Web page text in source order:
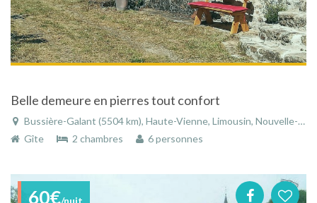
Belle demeure en pierres tout confort
Bussière-Galant (5504 km), Haute-Vienne, Limousin, Nouvelle-Aquitaine, France
Gîte
2 chambres 6 personnes
60€